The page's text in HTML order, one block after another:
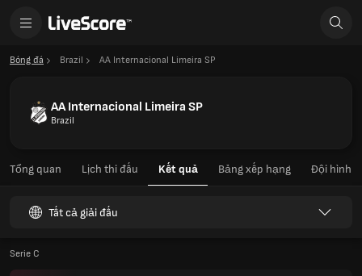
Bóng đá Brazil AA Internacional Limeira SP
AA Internacional Limeira SP
Brazil
Tổng quan Lịch thi đấu Kết quả Bảng xếp hạng Đội hình
Tất cả giải đấu
Serie C